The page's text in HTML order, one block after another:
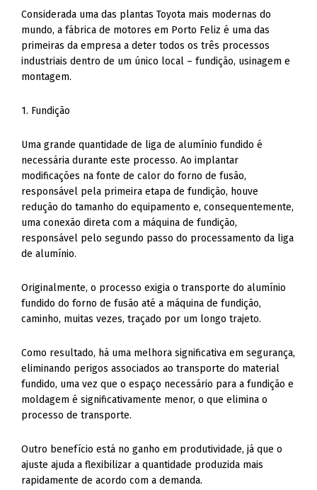
Considerada uma das plantas Toyota mais modernas do
mundo, a fábrica de motores em Porto Feliz é uma das
primeiras da empresa a deter todos os três processos
industriais dentro de um único local – fundição, usinagem e
montagem.
1. Fundição
Uma grande quantidade de liga de alumínio fundido é
necessária durante este processo. Ao implantar
modificações na fonte de calor do forno de fusão,
responsável pela primeira etapa de fundição, houve
redução do tamanho do equipamento e, consequentemente,
uma conexão direta com a máquina de fundição,
responsável pelo segundo passo do processamento da liga
de alumínio.
Originalmente, o processo exigia o transporte do alumínio
fundido do forno de fusão até a máquina de fundição,
caminho, muitas vezes, traçado por um longo trajeto.
Como resultado, há uma melhora significativa em segurança,
eliminando perigos associados ao transporte do material
fundido, uma vez que o espaço necessário para a fundição e
moldagem é significativamente menor, o que elimina o
processo de transporte.
Outro benefício está no ganho em produtividade, já que o
ajuste ajuda a flexibilizar a quantidade produzida mais
rapidamente de acordo com a demanda.